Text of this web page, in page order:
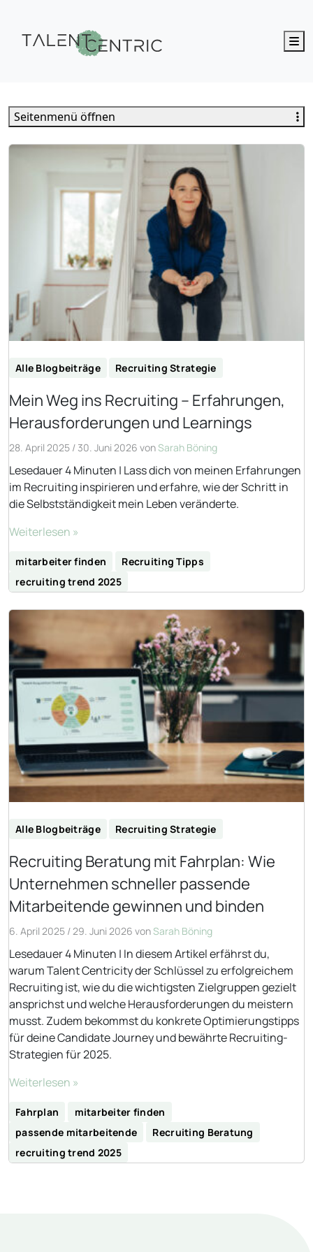
Alle Blogbeiträge Recruiting Strategie
Mein Weg ins Recruiting – Erfahrungen,
Herausforderungen und Learnings
28. April 2025 / 30. Juni 2026 vonSarah Böning
Lesedauer 4 Minuten | Lass dich von meinen Erfahrungen
im Recruiting inspirieren und erfahre, wie der Schritt in
die Selbstständigkeit mein Leben veränderte.
Weiterlesen »
mitarbeiter finden
Recruiting Tipps
recruiting trend 2025
Alle Blogbeiträge Recruiting Strategie
Recruiting Beratung mit Fahrplan: Wie
Unternehmen schneller passende
Mitarbeitende gewinnen und binden
6. April 2025 /29. Juni 2026 vonSarah Böning
Lesedauer 4 Minuten | In diesem Artikel erfährst du,
warum Talent Centricity der Schlüssel zu erfolgreichem
Recruiting ist, wie du die wichtigsten Zielgruppen gezielt
ansprichst und welche Herausforderungen du meistern
musst. Zudem bekommst du konkrete Optimierungstipps
für deine Candidate Journey und bewährte Recruiting-
Strategien für 2025.
Weiterlesen »
Fahrplan
mitarbeiter finden
passende mitarbeitende
Recruiting Beratung
recruiting trend 2025
Seitenmenü öffnen